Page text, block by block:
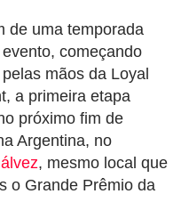
de uma temporada
começando
mãos da Loyal
a primeira etapa
próximo fim de
Argentina, no
, mesmo local que
o Grande Prêmio da